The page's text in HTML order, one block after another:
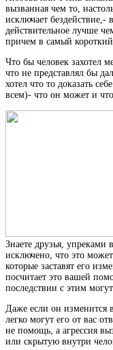
вызванная чем то,
исключает бездействие,-
действительное лучше
причем в самый
Что бы человек захотел
что не представлял бы
хотел что то доказать
всем)- что он может и
Знаете друзья, упреками
исключено, что это
которые заставят его
посчитает это вашей
последствии с этим
Даже если он изменится
легко могут его от вас
не помощь, а агрессия
или скрытую внутри